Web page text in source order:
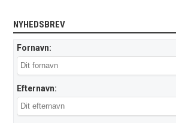
NYHEDSBREV
Fornavn:
Efternavn: